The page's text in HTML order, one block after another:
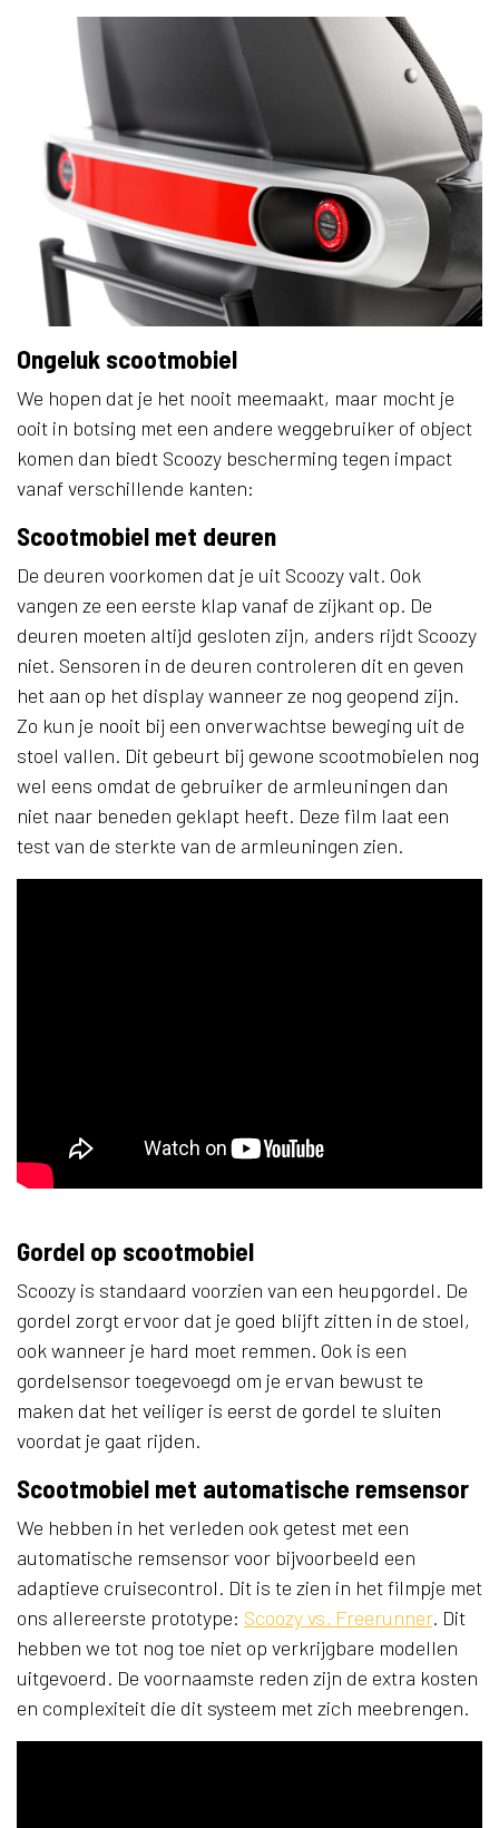
Ongeluk scootmobiel
We hopen dat je het nooit meemaakt, maar mocht je
ooit in botsing met een andere weggebruiker of object
komen dan biedt Scoozy bescherming tegen impact
vanaf verschillende kanten:
Scootmobiel met deuren
De deuren voorkomen dat je uit Scoozy valt. Ook
vangen ze een eerste klap vanaf de zijkant op. De
deuren moeten altijd gesloten zijn, anders rijdt Scoozy
niet. Sensoren in de deuren controleren dit en geven
het aan op het display wanneer ze nog geopend zijn.
Zo kun je nooit bij een onverwachtse beweging uit de
stoel vallen. Dit gebeurt bij gewone scootmobielen nog
wel eens omdat de gebruiker de armleuningen dan
niet naar beneden geklapt heeft. Deze film laat een
test van de sterkte van de armleuningen zien.
Gordel op scootmobiel
Scoozy is standaard voorzien van een heupgordel. De
gordel zorgt ervoor dat je goed blijft zitten in de stoel,
ook wanneer je hard moet remmen. Ook is een
gordelsensor toegevoegd om je ervan bewust te
maken dat het veiliger is eerst de gordel te sluiten
voordat je gaat rijden.
Scootmobiel met automatische remsensor
We hebben in het verleden ook getest met een
automatische remsensor voor bijvoorbeeld een
adaptieve cruisecontrol. Dit is te zien in het filmpje met
ons allereerste prototype: Scoozy vs. Freerunner. Dit
hebben we tot nog toe niet op verkrijgbare modellen
uitgevoerd. De voornaamste reden zijn de extra kosten
en complexiteit die dit systeem met zich meebrengen.